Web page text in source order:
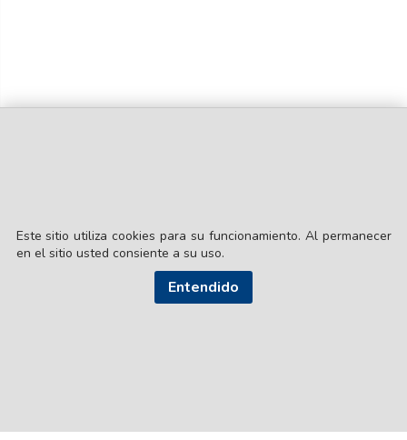
© EL LIBERAL S.A.
Director Editorial: Lic. Gustavo Eduardo Ick
Santiago del Estero / República Argentina
Este sitio utiliza cookies para su funcionamiento. Al permanecer
en el sitio usted consiente a su uso.
Entendido